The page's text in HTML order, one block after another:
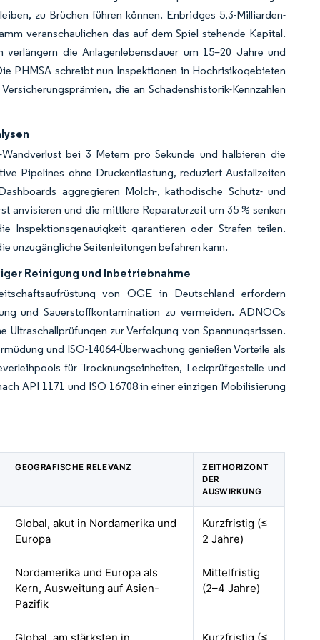
zu Brüchen führen können. Enbridges 5,3-Milliarden-
veranschaulichen das auf dem Spiel stehende Kapital.
die Anlagenlebensdauer um 15–20 Jahre und
PHMSA schreibt nun Inspektionen in Hochrisikogebieten
die an Schadenshistorik-Kennzahlen
bei 3 Metern pro Sekunde und halbieren die
Pipelines ohne Druckentlastung, reduziert Ausfallzeiten
aggregieren Molch-, kathodische Schutz- und
anvisieren und die mittlere Reparaturzeit um 35 % senken
Inspektionsgenauigkeit garantieren oder Strafen teilen.
unzugängliche Seitenleitungen befahren kann.
Reinigung und Inbetriebnahme
von OGE in Deutschland erfordern
und Sauerstoffkontamination zu vermeiden. ADNOCs
zur Verfolgung von Spannungsrissen.
und ISO-14064-Überwachung genießen Vorteile als
für Trocknungseinheiten, Leckprüfgestelle und
API 1171 und ISO 16708 in einer einzigen Mobilisierung
GEOGRAFISCHE RELEVANZ
ZEITHORIZONT
DER
AUSWIRKUNG
Global, akut in Nordamerika und
Europa
Kurzfristig (≤
2 Jahre)
Nordamerika und Europa als
Kern, Ausweitung auf Asien-
Pazifik
Mittelfristig
(2–4 Jahre)